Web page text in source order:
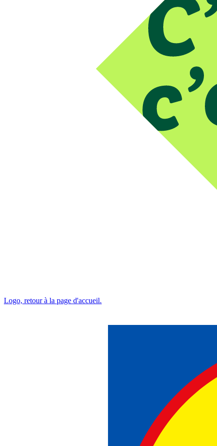
Logo, retour à la page d'accueil.